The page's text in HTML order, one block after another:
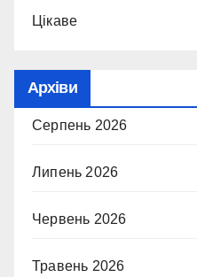
Цікаве
Архіви
Серпень 2026
Липень 2026
Червень 2026
Травень 2026